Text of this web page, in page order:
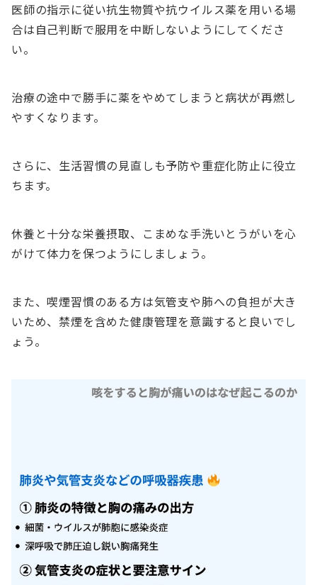
医師の指示に従い抗生物質や抗ウイルス薬を用いる場
合は自己判断で服用を中断しないようにしてくださ
い。
治療の途中で勝手に薬をやめてしまうと病状が再燃し
やすくなります。
さらに、生活習慣の見直しも予防や重症化防止に役立
ちます。
休養と十分な栄養摂取、こまめな手洗いとうがいを心
がけて体力を保つようにしましょう。
また、喫煙習慣のある方は気管支や肺への負担が大き
いため、禁煙を含めた健康管理を意識すると良いでし
ょう。